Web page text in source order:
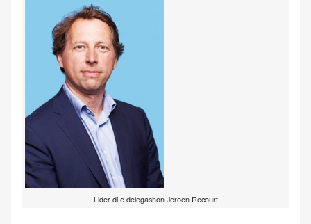
Lider di e delegashon Jeroen Recourt